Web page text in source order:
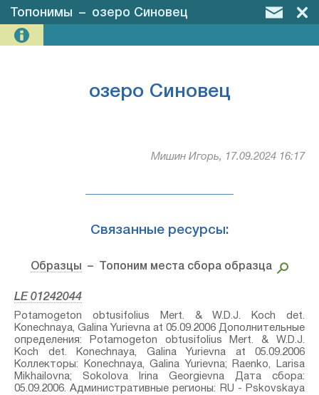
Топонимы – озеро Синовец
озеро Синовец
Мишин Игорь, 17.09.2024 16:17
Связанные ресурсы:
Образцы – Топоним места сбора образца
LE 01242044
Potamogeton obtusifolius Mert. & W.D.J. Koch⁣ det.
Konechnaya, Galina Yurievna at 05.09.2006 Дополнительные
определения: Potamogeton obtusifolius Mert. & W.D.J.
Koch⁣ det. Konechnaya, Galina Yurievna at 05.09.2006
Коллекторы: Konechnaya, Galina Yurievna; Raenko, Larisa
Mikhailovna; Sokolova Irina Georgievna Дата сбора:
05.09.2006. Административные регионы: RU - Pskovskaya